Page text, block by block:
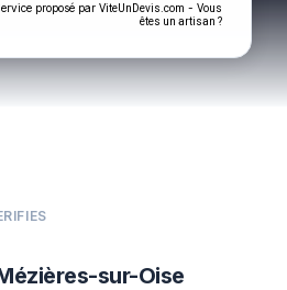
proposé par ViteUnDevis.com - Vous
êtes un artisan ?
sur-Oise